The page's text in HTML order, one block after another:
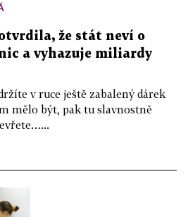
že stát neví o
a vyhazuje miliardy
v ruce ještě zabalený dárek
mělo být, pak tu slavnostně